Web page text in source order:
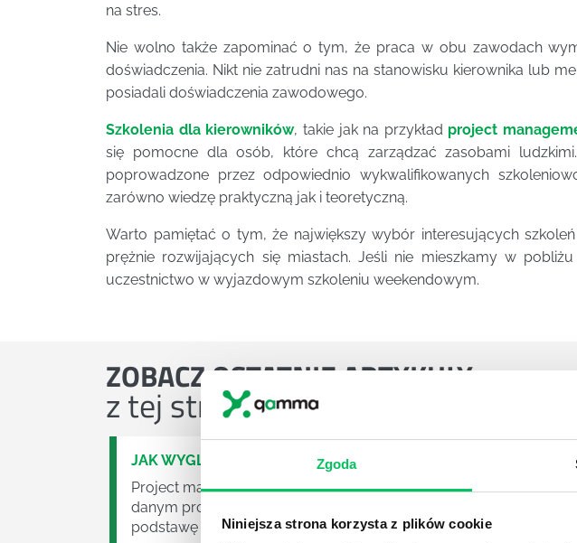
Zgoda
Niniejsza strona korzysta z plików cookie
na stres.
Nie wolno także zapominać o tym, że praca w obu zawodach
doświadczenia. Nikt nie zatrudni nas na stanowisku kierownika lub
posiadali doświadczenia zawodowego.
Szkolenia dla kierowników, takie jak na przykład project
się pomocne dla osób, które chcą zarządzać zasobami
poprowadzone przez odpowiednio wykwalifikowanych
zarówno wiedzę praktyczną jak i teoretyczną.
Warto pamiętać o tym, że największy wybór interesujących
prężnie rozwijających się miastach. Jeśli nie mieszkamy w
uczestnictwo w wyjazdowym szkoleniu weekendowym.
ZOBACZ OSTATNIE ARTYKUŁY
z tej strefy wiedzy
JAK WYGLĄDA PRACA ZESPOŁÓW PROJEKTOWYCH W
Project management (czyli zarządzanie projektami) to szereg
danym projektem założeń. Zajmują się nim osoby wchodzące w
podstawę działalności wielu przedsiębiorstw.